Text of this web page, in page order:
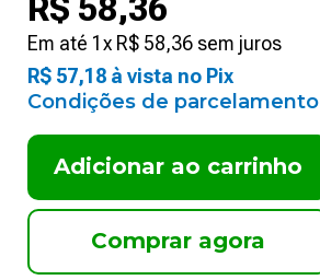
R$ 58,36
Em até 1 x R$ 58,36sem juros
R$ 57,18à vista no Pix
Condições de parcelamento
Adicionar ao carrinho